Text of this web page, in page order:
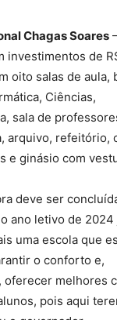
Chagas Soares
investimentos de
oito salas de aula,
Ciências,
sala de
arquivo, refeitório,
e ginásio com
deve ser
ano letivo de 2024
uma escola que
o conforto e,
melhores
pois aqui